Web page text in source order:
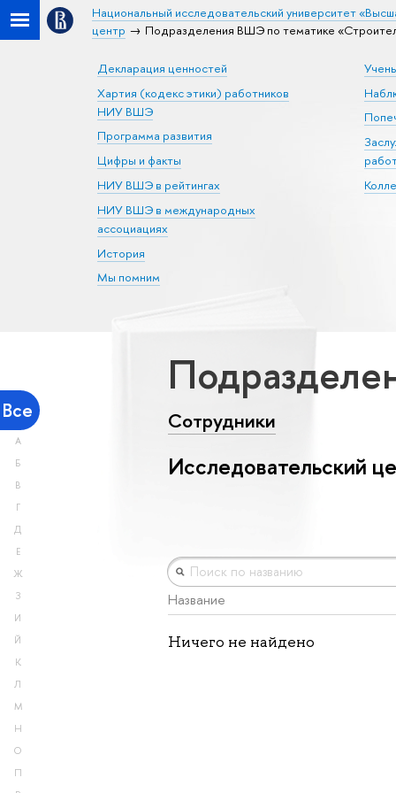
Национальный исследовательский университет
центр
Подразделения ВШЭ по тематике
Декларация ценностей
Хартия (кодекс этики) работников
НИУ ВШЭ
Программа развития
Цифры и факты
НИУ ВШЭ в рейтингах
НИУ ВШЭ в международных
ассоциациях
История
Мы помним
Все
А
Б
В
Г
Д
Е
Ж
З
И
Й
К
Л
М
Н
О
П
Сотрудники
Исследовательский
Название
Ничего не найдено